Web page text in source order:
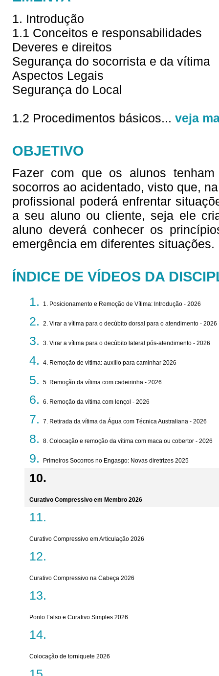
1. Introdução
1.1 Conceitos e responsabilidades
Deveres e direitos
Segurança do socorrista e da vítima
Aspectos Legais
Segurança do Local
1.2 Procedimentos básicos... veja
OBJETIVO
Fazer com que os alunos
socorros ao acidentado, visto que,
profissional poderá enfrentar
a seu aluno ou cliente, seja ele
aluno deverá conhecer os
emergência em diferentes situações.
ÍNDICE DE VÍDEOS DA
1. Posicionamento e Remoção de Vítima: Introdução - 2026
2. Virar a vítima para o decúbito dorsal para o atendimento - 2026
3. Virar a vítima para o decúbito lateral pós-atendimento - 2026
4. Remoção de vítima: auxílio para caminhar 2026
5. Remoção da vítima com cadeirinha - 2026
6. Remoção da vítima com lençol - 2026
7. Retirada da vítima da Água com Técnica Australiana - 2026
8. Colocação e remoção da vítima com maca ou cobertor - 2026
Primeiros Socorros no Engasgo: Novas diretrizes 2025
Curativo Compressivo em Membro 2026
Curativo Compressivo em Articulação 2026
Curativo Compressivo na Cabeça 2026
Ponto Falso e Curativo Simples 2026
Colocação de torniquete 2026